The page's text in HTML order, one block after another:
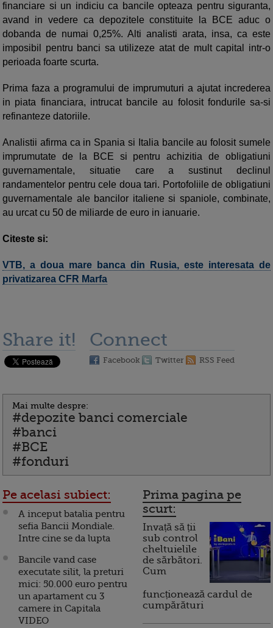
financiare si un indiciu ca bancile opteaza pentru siguranta,
avand in vedere ca depozitele constituite la BCE aduc o
dobanda de numai 0,25%. Alti analisti arata, insa, ca este
imposibil pentru banci sa utilizeze atat de mult capital intr-o
perioada foarte scurta.
Prima faza a programului de imprumuturi a ajutat increderea
in piata financiara, intrucat bancile au folosit fondurile sa-si
refinanteze datoriile.
Analistii afirma ca in Spania si Italia bancile au folosit sumele
imprumutate de la BCE si pentru achizitia de obligatiuni
guvernamentale, situatie care a sustinut declinul
randamentelor pentru cele doua tari. Portofoliile de obligatiuni
guvernamentale ale bancilor italiene si spaniole, combinate,
au urcat cu 50 de miliarde de euro in ianuarie.
Citeste si:
VTB, a doua mare banca din Rusia, este interesata de
privatizarea CFR Marfa
Share it! Connect
Facebook Twitter RSS Feed
Mai multe despre:
#depozite banci comerciale
#banci
#BCE
#fonduri
Pe acelasi subiect:
A inceput batalia pentru
sefia Bancii Mondiale.
Intre cine se da lupta
Bancile vand case
executate silit, la preturi
mici: 50.000 euro pentru
un apartament cu 3
camere in Capitala
VIDEO
Prima pagina pe
scurt:
Invață să ții
sub control
cheltuielile
de sărbători.
Cum
funcționează cardul de
cumpărături